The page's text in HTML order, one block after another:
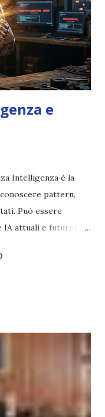
e
Intelligenza è la
pattern,
Può essere
attuali e future),
ha libero arbitrio
Coscienza è la
quando non è la
all’Uno Infinito.
coscienti, ma
ma non può vivere
mano che l’IA